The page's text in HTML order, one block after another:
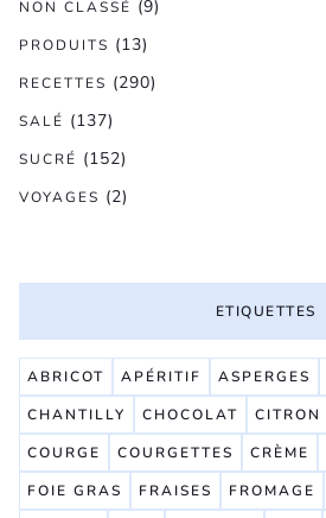
NON CLASSÉ (9)
PRODUITS (13)
RECETTES (290)
SALÉ (137)
SUCRÉ (152)
VOYAGES (2)
ETIQUETTES
ABRICOT APÉRITIF ASPERGES
CHANTILLY
CHOCOLAT CITRON
COURGE
COURGETTES CRÈME
FOIE GRAS
FRAISES FROMAGE